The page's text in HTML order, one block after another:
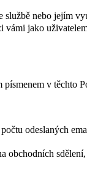
nebo jejím
jako
v těchto
odeslaných
obchodních